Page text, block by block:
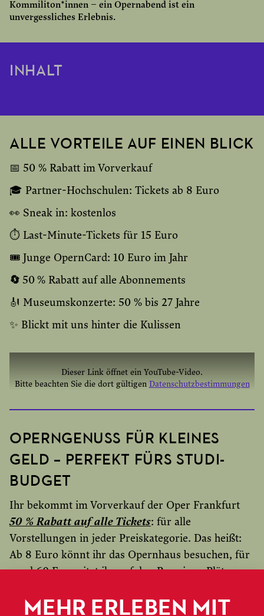
Kommiliton*innen – ein Opernabend ist ein
unvergessliches Erlebnis.
INHALT
ALLE VORTEILE AUF EINEN BLICK
📅 50 % Rabatt im Vorverkauf
🎓 Partner-Hochschulen: Tickets ab 8 Euro
👀 Sneak in: kostenlos
⏱️ Last-Minute-Tickets für 15 Euro
🎟️ Junge OpernCard: 10 Euro im Jahr
🔄 50% Rabatt auf alle Abonnements
🎻 Museumskonzerte: 50 % bis 27 Jahre
✨ Blickt mit uns hinter die Kulissen
Dieser Link öffnet ein YouTube-Video.
Bitte beachten Sie die dort gültigen Datenschutzbestimmungen
YOUTUBE EINMAL AKTIVIEREN
OPERNGENUSS FÜR KLEINES
GELD – PERFEKT FÜRS STUDI-
BUDGET
Ihr bekommt im Vorverkauf der Oper Frankfurt
50 % Rabatt auf alle Tickets: für alle
Vorstellungen in jeder Preiskategorie. Das heißt:
Ab 8 Euro könnt ihr das Opernhaus besuchen, für
rund 60 Euro sitzt ihr auf den Premium-Plätzen.
Studierende der Hochschule für Musik und
MEHR ERLEBEN MIT